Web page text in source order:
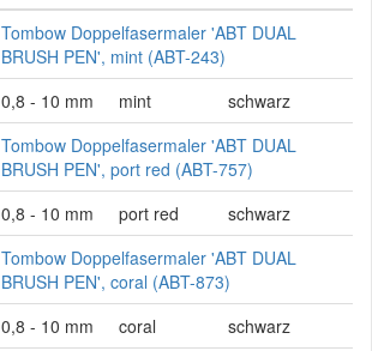
Tombow Doppelfasermaler 'ABT DUAL
BRUSH PEN', mint (ABT-243)
0,8 - 10 mm
mint
schwarz
Tombow Doppelfasermaler 'ABT DUAL
BRUSH PEN', port red (ABT-757)
0,8 - 10 mm
port red
schwarz
Tombow Doppelfasermaler 'ABT DUAL
BRUSH PEN', coral (ABT-873)
0,8 - 10 mm
coral
schwarz